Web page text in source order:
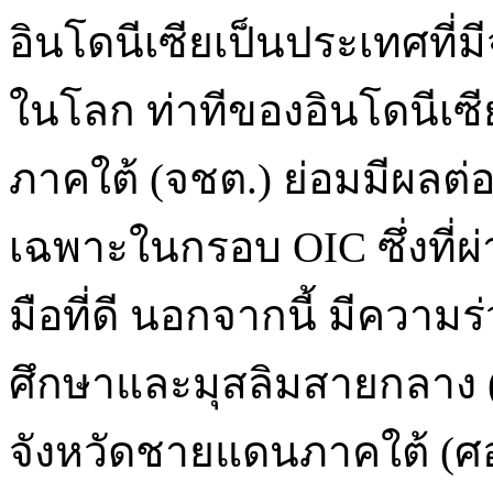
อินโดนีเซียเป็นประเทศ
ในโลก ท่าทีของอินโดนีเ
ภาคใต้ (จชต.) ย่อมมีผลต่
เฉพาะในกรอบ OIC ซึ่งที่
มือที่ดี นอกจากนี้ มีความร่
ศึกษาและมุสลิมสายกลาง
จังหวัดชายแดนภาคใต้ (ศ